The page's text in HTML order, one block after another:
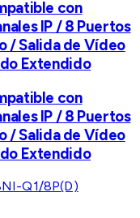
con
IP / 8 Puertos
/ Salida de Vídeo
Extendido
con
IP / 8 Puertos
/ Salida de Vídeo
Extendido
Q1/8P(D)